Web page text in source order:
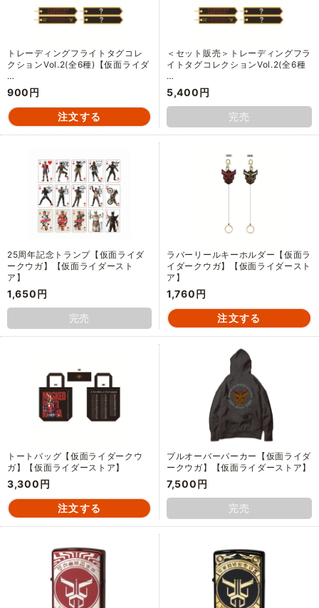
トレーディングフライトタグコレ
クションVol.2(全6種)【仮面ライダ
…
900円
＜セット販売＞トレーディングフラ
イトタグコレクションVol.2(全6種
…
5,400円
完売
25周年記念トランプ【仮面ライダ
ークウガ】【仮面ライダースト
ア】
1,650円
完売
ラバーリールキーホルダー【仮面ラ
イダークウガ】【仮面ライダースト
ア】
1,760円
トートバッグ【仮面ライダークウ
ガ】【仮面ライダーストア】
3,300円
プルオーバーパーカー【仮面ライダ
ークウガ】【仮面ライダーストア】
7,500円
完売